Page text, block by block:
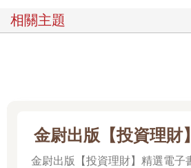
相關主題
金尉出版【投資理財
金尉出版【投資理財】精選電子